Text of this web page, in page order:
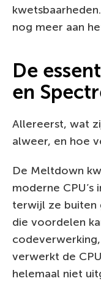
nog meer aan
De
en
Allereerst, wat
alweer, en hoe
De Meltdown
moderne
terwijl ze buiten
die voordelen
verwerkt de
helemaal niet